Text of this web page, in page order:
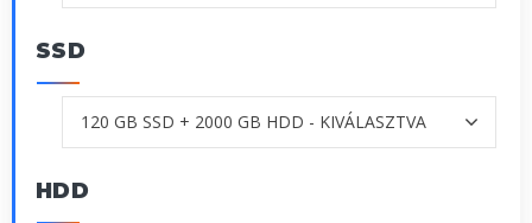
SSD
HDD